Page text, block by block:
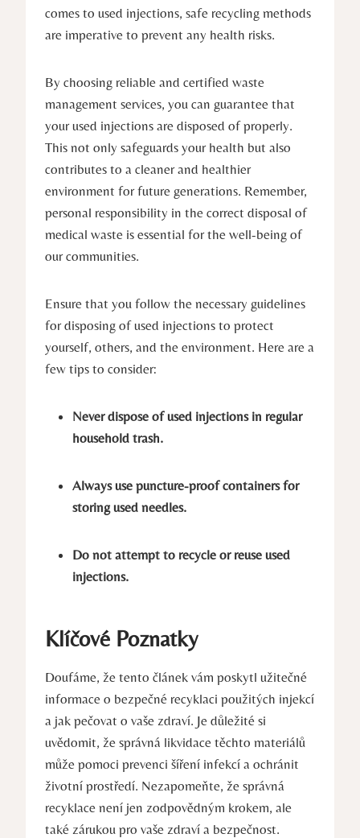
comes to used injections, safe recycling methods
are imperative to prevent any health risks.
By choosing reliable and certified waste
management services, you can guarantee that
your used injections are disposed of properly.
This not only safeguards your health but also
contributes to a cleaner and healthier
environment for future generations. Remember,
personal responsibility in the correct disposal of
medical waste is essential for the well-being of
our communities.
Ensure that you follow the necessary guidelines
for disposing of used injections to protect
yourself, others, and the environment. Here are a
few tips to consider:
Never dispose of used injections in regular
household trash.
Always use puncture-proof containers for
storing used needles.
Do not attempt to recycle or reuse used
injections.
Klíčové Poznatky
Doufáme, že tento článek vám poskytl užitečné
informace o bezpečné recyklaci použitých injekcí
a jak pečovat o vaše zdraví. Je důležité si
uvědomit, že správná likvidace těchto materiálů
může pomoci prevenci šíření infekcí a ochránit
životní prostředí. Nezapomeňte, že správná
recyklace není jen zodpovědným krokem, ale
také zárukou pro vaše zdraví a bezpečnost.